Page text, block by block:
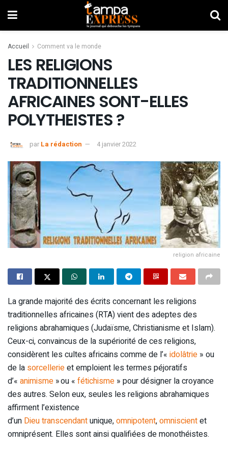
Accueil Comment va le monde
LES RELIGIONS
TRADITIONNELLES
AFRICAINES SONT-ELLES
POLYTHEISTES ?
par La rédaction 4 janvier 2022
religion africaine
La grande majorité des écrits concernant les religions
traditionnelles africaines (RTA) vient des adeptes des
religions abrahamiques (Judaïsme, Christianisme et Islam).
Ceux-ci, convaincus de la supériorité de ces religions,
considèrent les cultes africains comme de l’« idolâtrie » ou
de la sorcellerieet emploient les termes péjoratifs
d’« animisme »ou « fétichisme » pour désigner la croyance
des autres. Selon eux, seules les religions abrahamiques
affirment l’existence
d’un Dieutranscendantunique,omnipotent,omniscientet
omniprésent. Elles sont ainsi qualifiées de monothéistes.